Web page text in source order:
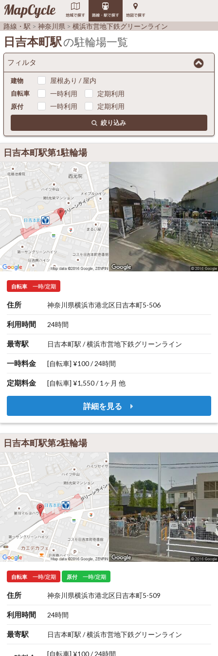
MapCycle 地域で探す 路線・駅で探す 地図で探す
路線・駅 神奈川県 横浜市営地下鉄グリーンライン
日吉本町駅の駐輪場一覧
フィルタ
建物 屋根あり / 屋内
自転車 一時利用 定期利用
原付 一時利用 定期利用
絞り込み
日吉本町駅第1駐輪場
自転車 一時/定期
住所 神奈川県横浜市港北区日吉本町5-506
利用時間 24時間
最寄駅 日吉本町駅 / 横浜市営地下鉄グリーンライン
一時料金 [自転車] ¥100 / 24時間
定期料金 [自転車] ¥1,550 / 1ヶ月 他
詳細を見る
日吉本町駅第2駐輪場
自転車 一時/定期 原付 一時/定期
住所 神奈川県横浜市港北区日吉本町5-509
利用時間 24時間
最寄駅 日吉本町駅 / 横浜市営地下鉄グリーンライン
[自転車] ¥100 / 24時間